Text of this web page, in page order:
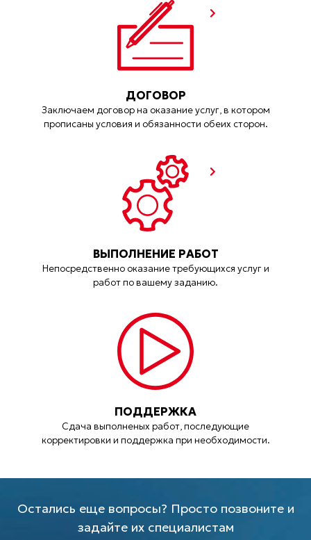
ДОГОВОР
Заключаем договор на оказание услуг, в котором
прописаны условия и обязанности обеих сторон.
ВЫПОЛНЕНИЕ РАБОТ
Непосредственно оказание требующихся услуг и
работ по вашему заданию.
ПОДДЕРЖКА
Сдача выполненых работ, последующие
корректировки и поддержка при необходимости.
Остались еще вопросы? Просто позвоните и
задайте их специалистам